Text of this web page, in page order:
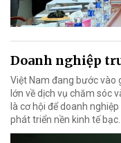
Doanh nghiệp
Việt Nam đang bước vào
lớn về dịch vụ chăm sóc
là cơ hội để doanh
phát triển nền kinh tế bạc.